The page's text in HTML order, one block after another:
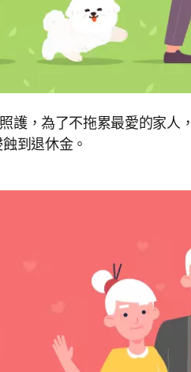
護，為了不拖累最愛的家
到退休金。